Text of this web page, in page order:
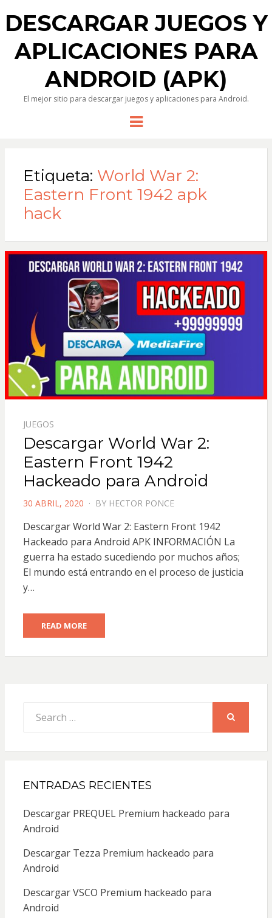
DESCARGAR JUEGOS Y
APLICACIONES PARA
ANDROID (APK)
El mejor sitio para descargar juegos y aplicaciones para Android.
Menu
Etiqueta: World War 2:
Eastern Front 1942 apk
hack
JUEGOS
Descargar World War 2:
Eastern Front 1942
Hackeado para Android
POSTED
30 ABRIL, 2020 BY HECTOR PONCE
Descargar World War 2: Eastern Front 1942
Hackeado para Android APK INFORMACIÓN La
guerra ha estado sucediendo por muchos años;
El mundo está entrando en el proceso de justicia
y…
READ MORE
for:
ENTRADAS RECIENTES
Descargar PREQUEL Premium hackeado para
Android
Descargar Tezza Premium hackeado para
Android
Descargar VSCO Premium hackeado para
Android